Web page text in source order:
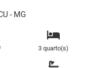
- MG
3 quarto(s)